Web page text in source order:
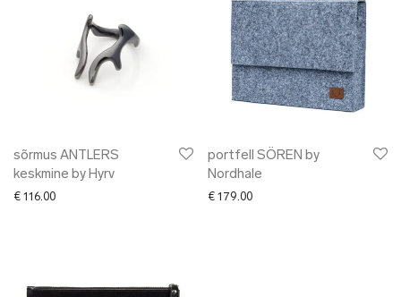
sõrmus ANTLERS
keskmine by Hyrv
€ 116.00
portfell SÖREN by
Nordhale
€ 179.00